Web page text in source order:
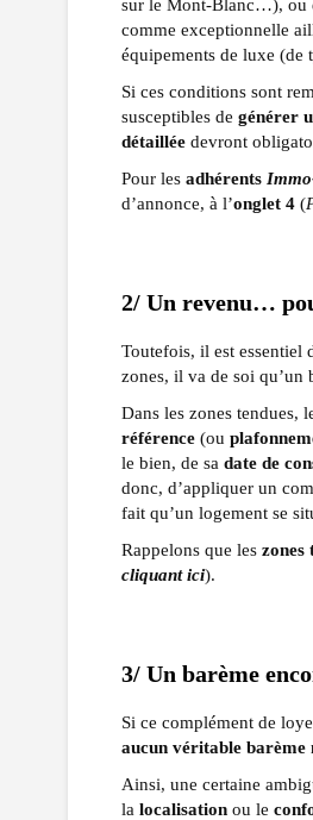
sur le Mont-Blanc…), ou
comme exceptionnelle
équipements de luxe (de
Si ces conditions sont
susceptibles de générer
détaillée devront
Pour les adhérents
d’annonce, à l’onglet 4 (
2/ Un revenu…
Toutefois, il est essentiel
zones, il va de soi qu’un
Dans les zones tendues,
référence (ou
le bien, de sa date de
donc, d’appliquer un
fait qu’un logement se
Rappelons que les zones
cliquant ici).
3/ Un barème
Si ce complément de
aucun véritable barème
Ainsi, une certaine
la localisation ou le